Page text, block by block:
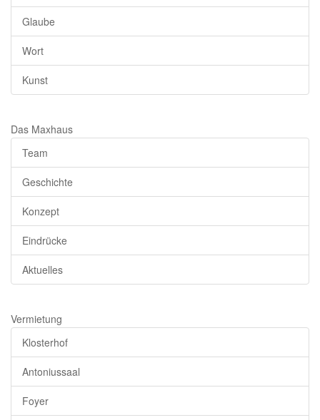
Glaube
Wort
Kunst
Das Maxhaus
Team
Geschichte
Konzept
Eindrücke
Aktuelles
Vermietung
Klosterhof
Antoniussaal
Foyer